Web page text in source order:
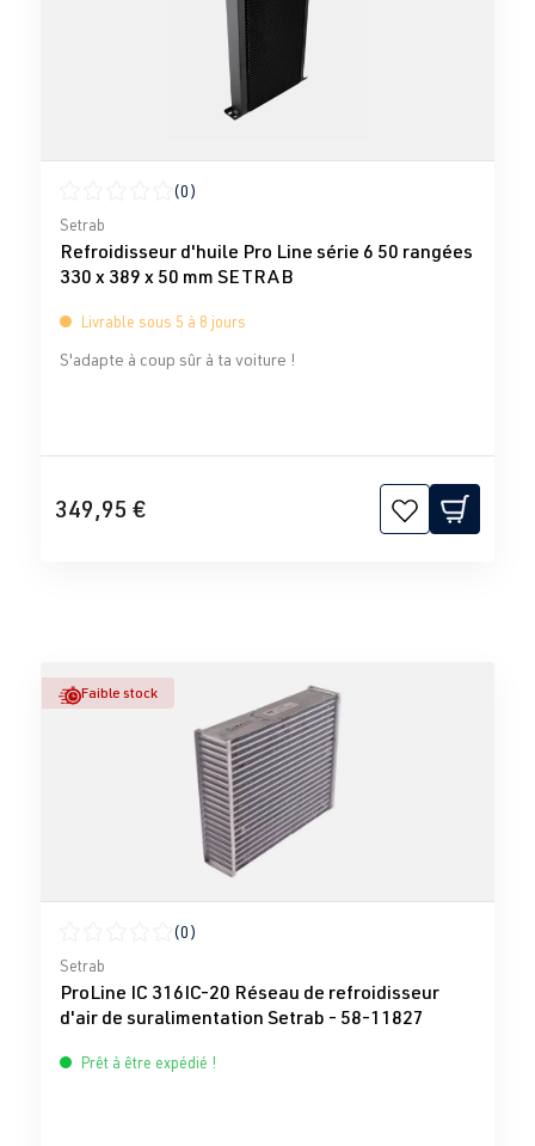
Note moyenne de 0 sur 5 étoiles
(0)
Setrab
Refroidisseur d'huile Pro Line série 6 50 rangées
330 x 389 x 50 mm SETRAB
Livrable sous 5 à 8 jours
S'adapte à coup sûr à ta voiture !
349,95 €
Faible stock
Note moyenne de 0 sur 5 étoiles
(0)
Setrab
ProLine IC 316IC-20 Réseau de refroidisseur
d'air de suralimentation Setrab - 58-11827
Prêt à être expédié !